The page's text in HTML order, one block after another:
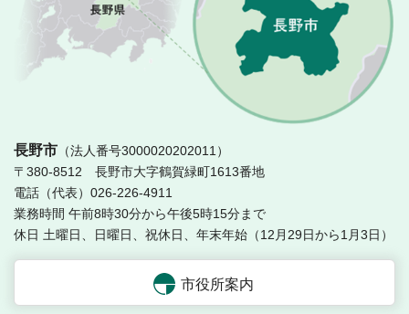
長野市 （法人番号3000020202011）
〒380-8512 長野市大字鶴賀緑町1613番地
電話（代表）026-226-4911
業務時間 午前8時30分から午後5時15分まで
休日 土曜日、日曜日、祝休日、年末年始（12月29日から1月3日）
市役所案内